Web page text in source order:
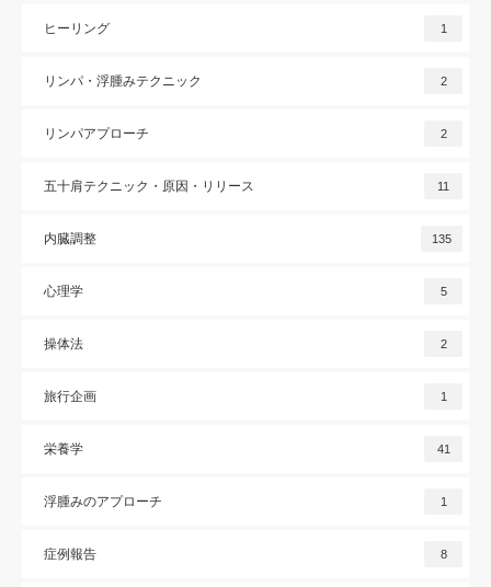
ヒーリング 1
リンパ・浮腫みテクニック 2
リンパアプローチ 2
五十肩テクニック・原因・リリース 11
内臓調整 135
心理学 5
操体法 2
旅行企画 1
栄養学 41
浮腫みのアプローチ 1
症例報告 8